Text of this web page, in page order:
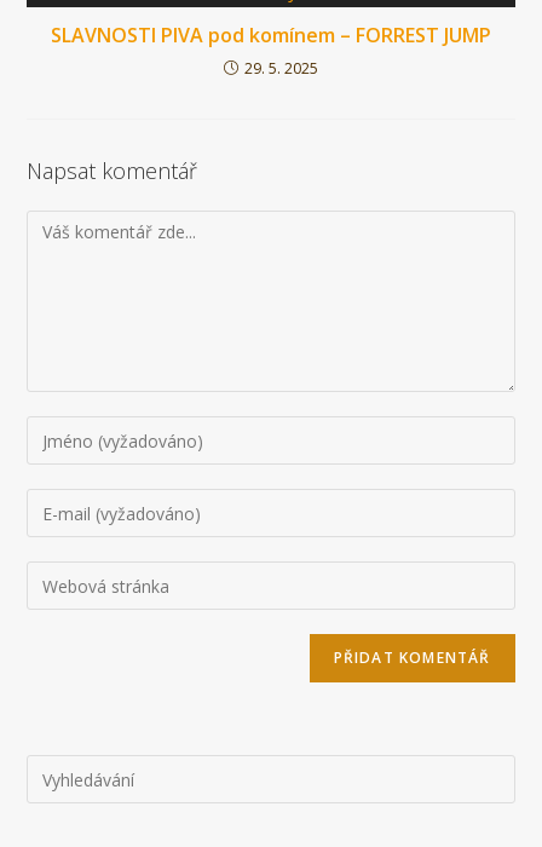
SLAVNOSTI PIVA pod komínem – FORREST JUMP
29. 5. 2025
Napsat komentář
Komentář
Chcete-
li
přidat
komentář,
své
jméno
Chcete-
li
přidat
komentář,
Zadejte
adresu